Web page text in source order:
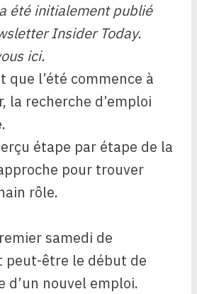
été initialement publié
Insider Today.
ici.
que l’été commence à
la recherche d’emploi
étape par étape de la
pour trouver
rôle.
samedi de
peut-être le début de
d’un nouvel emploi.